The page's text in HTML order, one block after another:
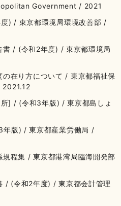
Government / 2021
) / 東京都環境局環境改善部 /
書 / (令和2年度) / 東京都環境局
在り方について / 東京都福祉保
2021.12
] / (令和3年版) / 東京都島しょ
年版) / 東京都産業労働局 /
程集 / 東京都港湾局臨海開発部
/ (令和2年度) / 東京都会計管理